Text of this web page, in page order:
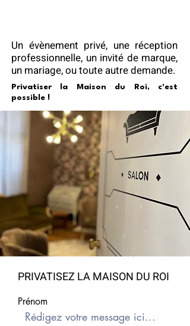
Un évènement privé, une réception
professionnelle, un invité de marque,
un mariage, ou toute autre demande.
Privatiser la Maison du Roi, c'est
possible !
PRIVATISEZ LA MAISON DU ROI
Prénom